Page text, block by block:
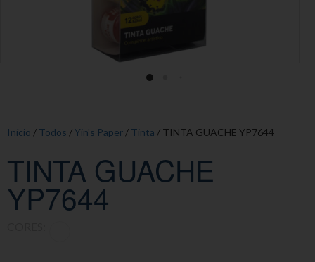
Início / Todos /Yin's Paper / Tinta / TINTA GUACHE YP7644
TINTA GUACHE
YP7644